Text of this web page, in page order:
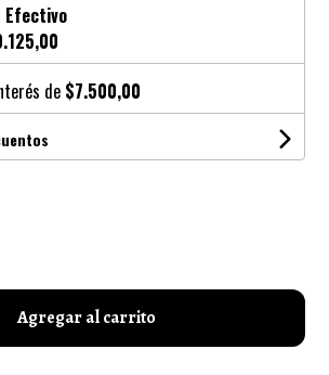
Efectivo
de $7.500,00
Agregar al carrito